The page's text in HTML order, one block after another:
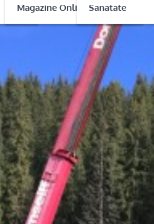
Magazine Online Sanatate